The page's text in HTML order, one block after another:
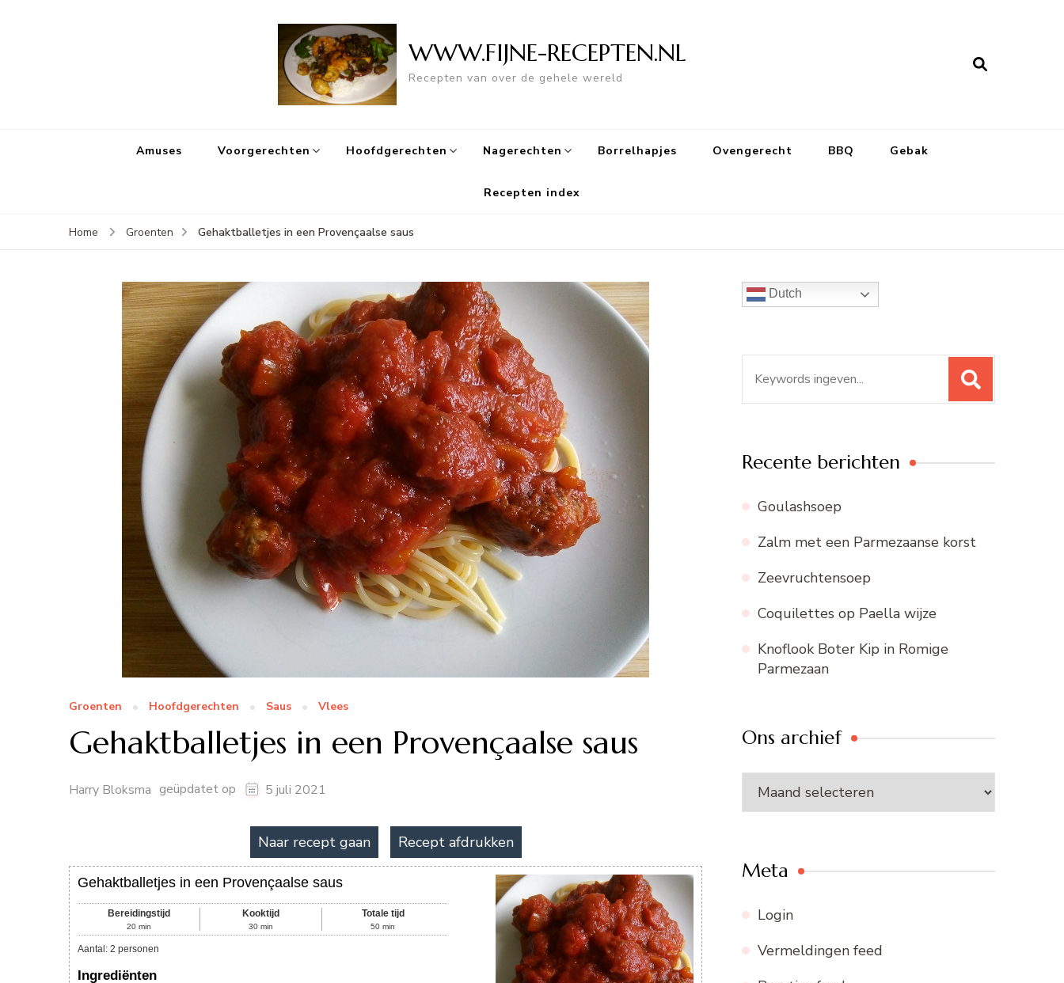
WWW.FIJNE-RECEPTEN.NL
Recepten van over de gehele wereld
Amuses Voorgerechten Hoofdgerechten Nagerechten Borrelhapjes Ovengerecht BBQ Gebak
Recepten index
Home Groenten Gehaktballetjes in een Provençaalse saus
Groenten Hoofdgerechten Saus Vlees
Gehaktballetjes in een Provençaalse saus
Harry Bloksma geüpdatet op 5 juli 2021
Naar recept gaan Recept afdrukken
Gehaktballetjes in een Provençaalse saus
Bereidingstijd
20 min
Kooktijd
30 min
Totale tijd
50 min
Aantal : 2 personen
Ingrediënten
Dutch
naar:
Recente berichten
Goulashsoep
Zalm met een Parmezaanse korst
Zeevruchtensoep
Coquilettes op Paella wijze
Knoflook Boter Kip in Romige
Parmezaan
Ons archief
Ons
archief
Meta
Login
Vermeldingen feed